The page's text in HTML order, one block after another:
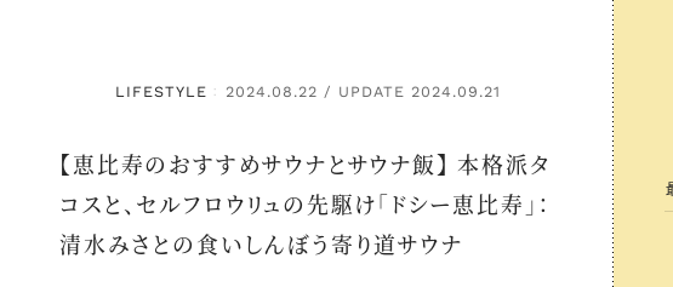
LIFESTYLE
： 2024.08.22 / UPDATE 2024.09.21
【恵比寿のおすすめサウナとサウナ飯】 本格派タ
コスと、セルフロウリュの先駆け「ドシー恵比寿」：
清水みさとの食いしんぼう寄り道サウナ